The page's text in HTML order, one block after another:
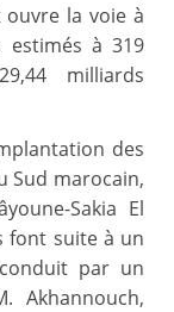
la voie à
estimés à 319
milliards
des
Sud marocain,
Sakia El
font suite à un
par un
Akhannouch,